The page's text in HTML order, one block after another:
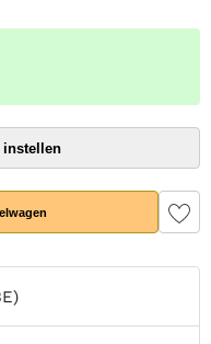
instellen